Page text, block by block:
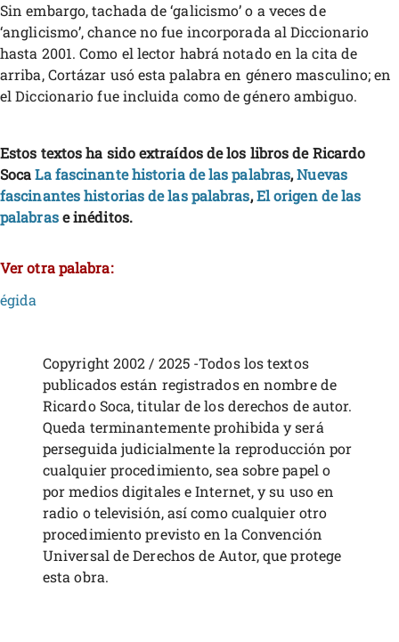
Sin embargo, tachada de ‘galicismo’ o a veces de
‘anglicismo’, chance no fue incorporada al Diccionario
hasta 2001. Como el lector habrá notado en la cita de
arriba, Cortázar usó esta palabra en género masculino; en
el Diccionario fue incluida como de género ambiguo.
Estos textos ha sido extraídos de los libros de Ricardo
SocaLa fascinante historia de las palabras,Nuevas
fascinantes historias de las palabras,El origen de las
palabrase inéditos.
Ver otra palabra:
égida
Copyright 2002 / 2025 -Todos los textos
publicados están registrados en nombre de
Ricardo Soca, titular de los derechos de autor.
Queda terminantemente prohibida y será
perseguida judicialmente la reproducción por
cualquier procedimiento, sea sobre papel o
por medios digitales e Internet, y su uso en
radio o televisión, así como cualquier otro
procedimiento previsto en la Convención
Universal de Derechos de Autor, que protege
esta obra.